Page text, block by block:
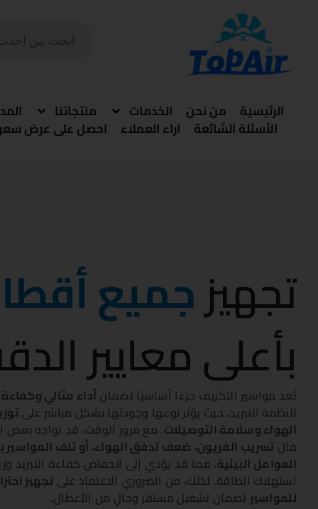
الرئيسية من نحن الخدمات منتجاتنا
الأسئلة الشائعة اراء العملاء احصل على عرض
تجهيزجميع
بأعلى معايير
تُعد مواسير التكييف جزءًا أساسيًا لضمان أداء مثالي وكفاءة
لأنظمة التبريد، حيث يؤثر نوعها وجودتها بشكل مباشر على
الهواء وسلامة التوصيلات. مع مرور الوقت، قد تواجه بعض
مثل تسريب الفريون، ضعف تدفق الهواء، أو تلف
العوامل البيئية، مما قد يؤدي إلى انخفاض كفاءة التبريد
استهلاك الطاقة. لذلك، من الضروري الاعتماد علىتجهيز
للمواسير لضمان تشغيل مستقر وخالٍ من الأعطال.